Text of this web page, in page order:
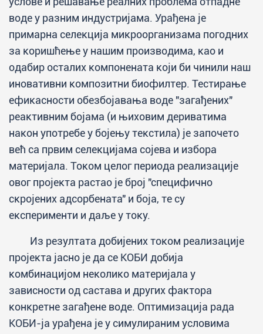
воде у разним индустријама. Урађена је
примарна селекција микроорганизама погодних
за коришћење у нашим производима, као и
одабир осталих компонената који би чинили наш
иновативни композитни биофилтер. Тестирање
ефикасности обезбојавања воде "загађених"
реактивним бојама (и њиховим дериватима
након употребе у бојењу текстила) је започето
већ са првим селекцијама сојева и избора
материјала. Током целог периода реализације
овог пројекта растао је број "специфично
скројених адсорбената" и боја, те су
експерименти и даље у току.
Из резултата добијених током реализације
пројекта јасно је да се КОБИ добија
комбинацијом неколико материјала у
зависности од састава и других фактора
конкретне загађене воде. Оптимизација рада
КОБИ-ја урађена је у симулираним условима